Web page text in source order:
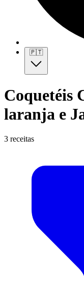
🇵🇹
Coquetéis
laranja e
3 receitas